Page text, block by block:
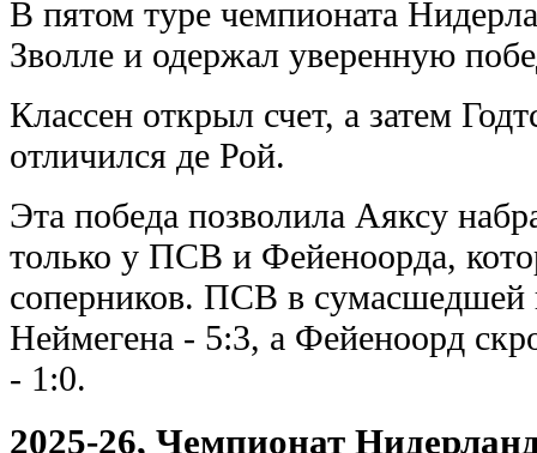
В пятом туре чемпионата
Зволле и одержал уверенную
Классен открыл счет, а затем
отличился де Рой.
Эта победа позволила Аяксу
только у ПСВ и Фейеноорда,
соперников. ПСВ в сумасшедшей
Неймегена - 5:3, а Фейеноорд
- 1:0.
2025-26, Чемпионат